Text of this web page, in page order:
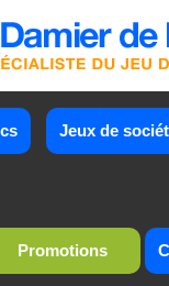
Jeux de
Promotions